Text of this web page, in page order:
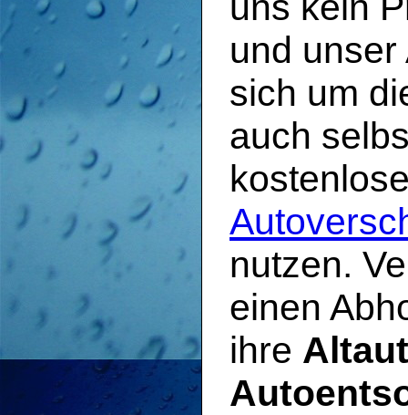
und
sich um
auch
nutzen.
einen
ihre